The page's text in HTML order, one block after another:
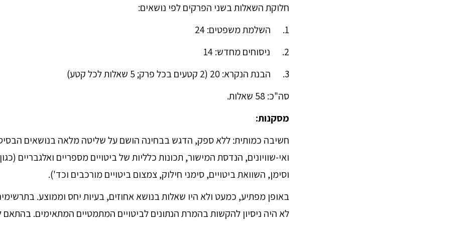
חלוקת השאלות בשני הפרקים לפי נושאים:
1. השלמת משפטים: 24
2. ניסוחים מחדש: 14
3. הבנת הנקרא: 20 (2 קטעים בכל פרק; 5 שאלות לכל קטע)
סה"כ: 58 שאלות.
מסקנות:
חשיבה כמותית: ללא ספק, הדגש בבחינה הושם על שליטה מלאה בנושאים
ואי-שוויונים, הנדסת המישור, תכונות כלליות של ביטויים מספריים ואלגבריים
וסימן, השוואת ביטויים, סימני חילוק, צמצום ביטויים מורכבים וכד').
באופן מפתיע, כמעט ולא היו שאלות בנושא אחוזים, בעיות יחס וממוצע.
לא היה ניסיון להקשות בהמרת הנתונים לביטויים המתמטיים המתאימים. בהתאם